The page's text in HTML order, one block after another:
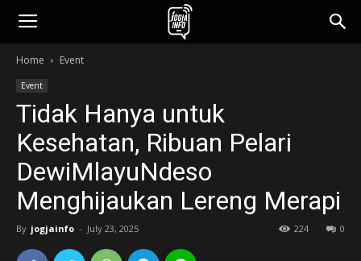
jogjainfo.id
Home Event
Event
Tidak Hanya untuk
Kesehatan, Ribuan Pelari
DewiMlayuNdeso
Menghijaukan Lereng Merapi
By jogjainfo - July 23, 2025 0
224